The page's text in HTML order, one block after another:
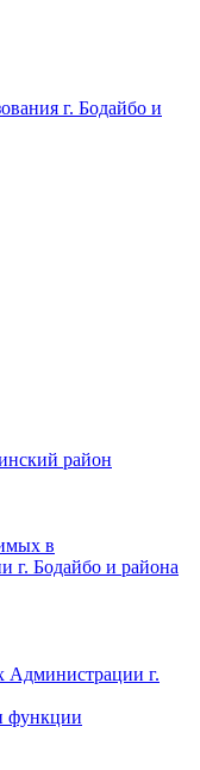
г. Бодайбо и
район
в
г. Бодайбо и района
Администрации г.
функции